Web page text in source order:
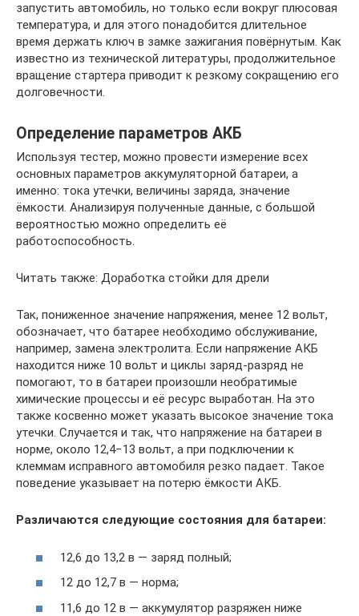
запустить автомобиль, но только если вокруг плюсовая
температура, и для этого понадобится длительное
время держать ключ в замке зажигания повёрнутым. Как
известно из технической литературы, продолжительное
вращение стартера приводит к резкому сокращению его
долговечности.
Определение параметров АКБ
Используя тестер, можно провести измерение всех
основных параметров аккумуляторной батареи, а
именно: тока утечки, величины заряда, значение
ёмкости. Анализируя полученные данные, с большой
вероятностью можно определить её
работоспособность.
Читать также: Доработка стойки для дрели
Так, пониженное значение напряжения, менее 12 вольт,
обозначает, что батарее необходимо обслуживание,
например, замена электролита. Если напряжение АКБ
находится ниже 10 вольт и циклы заряд-разряд не
помогают, то в батареи произошли необратимые
химические процессы и её ресурс выработан. На это
также косвенно может указать высокое значение тока
утечки. Случается и так, что напряжение на батареи в
норме, около 12,4−13 вольт, а при подключении к
клеммам исправного автомобиля резко падает. Такое
поведение указывает на потерю ёмкости АКБ.
Различаются следующие состояния для батареи:
12,6 до 13,2 в — заряд полный;
12 до 12,7 в — норма;
11,6 до 12 в — аккумулятор разряжен ниже